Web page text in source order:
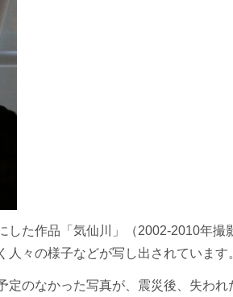
た作品「気仙川」（2002-2010年撮
々の様子などが写し出されています
のなかった写真が、震災後、失わ